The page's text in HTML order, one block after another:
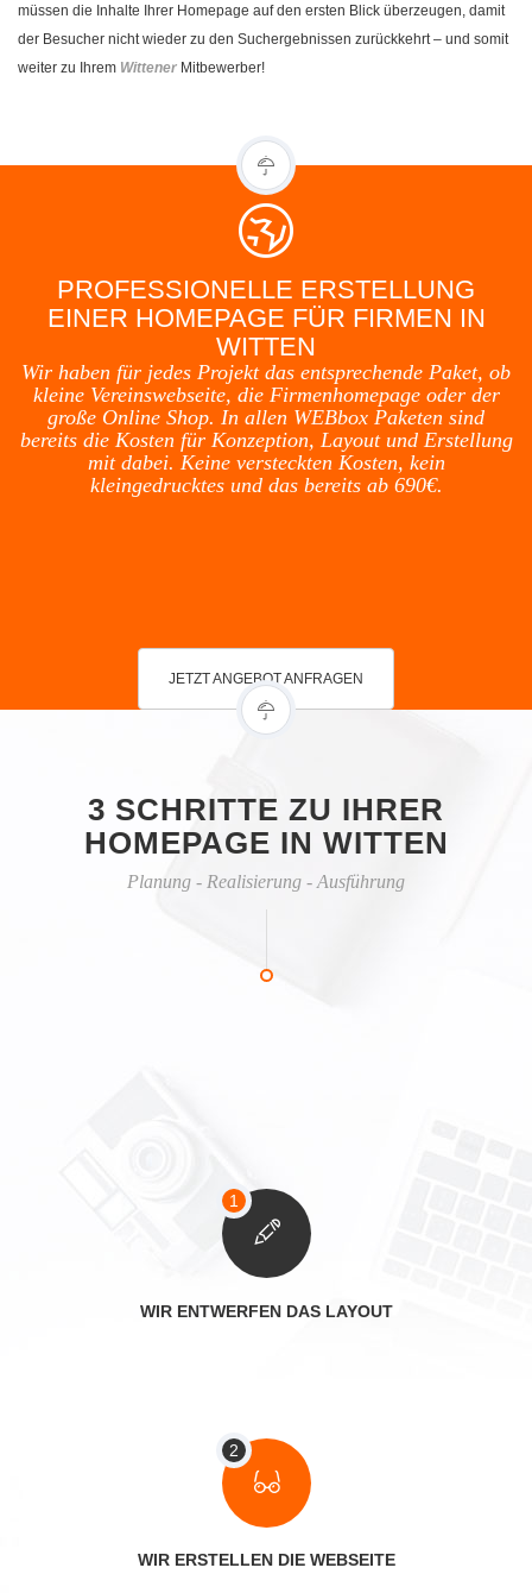
müssen die Inhalte Ihrer Homepage auf den ersten Blick überzeugen, damit
der Besucher nicht wieder zu den Suchergebnissen zurückkehrt – und somit
weiter zu Ihrem Wittener Mitbewerber!
PROFESSIONELLE ERSTELLUNG
EINER HOMEPAGE FÜR FIRMEN IN
WITTEN
Wir haben für jedes Projekt das entsprechende Paket, ob
kleine Vereinswebseite, die Firmenhomepage oder der
große Online Shop. In allen WEBbox Paketen sind
bereits die Kosten für Konzeption, Layout und Erstellung
mit dabei. Keine versteckten Kosten, kein
kleingedrucktes und das bereits ab 690€.
JETZT ANGEBOT ANFRAGEN
3 SCHRITTE ZU IHRER
HOMEPAGE IN WITTEN
Planung - Realisierung - Ausführung
WIR ENTWERFEN DAS LAYOUT
WIR ERSTELLEN DIE WEBSEITE